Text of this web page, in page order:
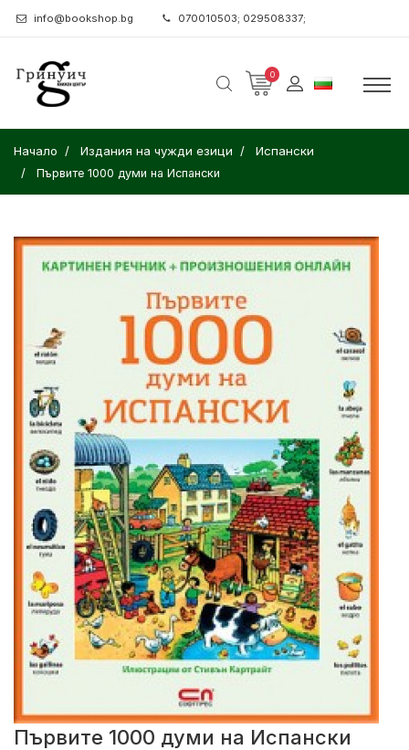
info@bookshop.bg 070010503; 029508337;
0
Начало Издания на чужди езици Испански
Първите 1000 думи на Испански
Първите 1000 думи на Испански